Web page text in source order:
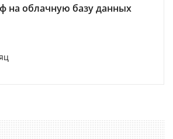
на облачную базу данных